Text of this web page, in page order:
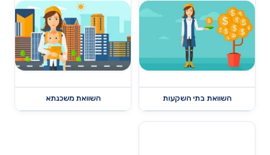
השוואת בתי השקעות השוואת משכנתא